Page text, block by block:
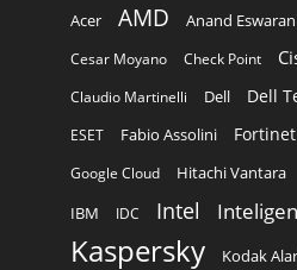
Acer AMD Anand Eswaran
Cesar Moyano
Check Point
Claudio Martinelli Dell Dell
ESET Fabio Assolini Fortinet
Google Cloud
Hitachi Vantara
IBM IDC Intel
Kaspersky Kodak